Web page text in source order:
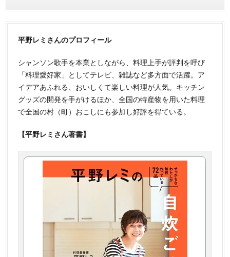
平野レミさんのプロフィール
シャンソン歌手を本業としながら、料理上手が評判を呼び
「料理愛好家」としてテレビ、雑誌など多方面で活躍。ア
イデアあふれる、おいしくて楽しい料理が人気。キッチン
グッズの開発を手がけるほか、全国の特産物を用いた料理
で全国の村（町）おこしにも参加し好評を得ている。
【平野レミさん著書】